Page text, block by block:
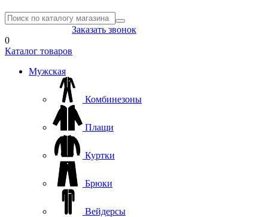
Заказать звонок
0
Каталог товаров
Мужская
Комбинезоны
Плащи
Куртки
Брюки
Вейдерсы